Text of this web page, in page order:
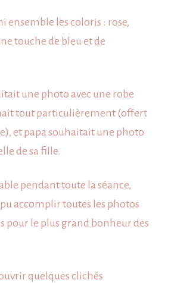
ensemble lescoloris : rose,
touche de bleu et de
une photo avec une robe
tout particulièrement (offert
et papa souhaitait une photo
de sa fille.
pendant toute la séance,
accomplir toutes les photos
pour le plus grand bonheur des
quelques clichés